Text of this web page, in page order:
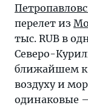
перелет из
тыс. RUB в
Северо-
ближайшем
воздуху и
одинаковые